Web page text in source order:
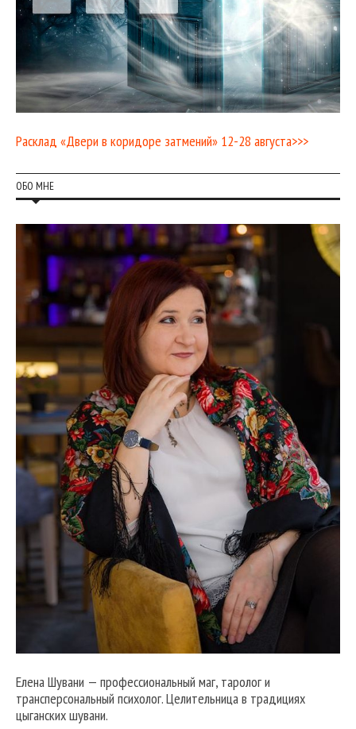
Расклад «Двери в коридоре затмений» 12-28 августа>>>
ОБО МНЕ
Елена Шувани — профессиональный маг, таролог и
трансперсональный психолог. Целительница в традициях
цыганских шувани.